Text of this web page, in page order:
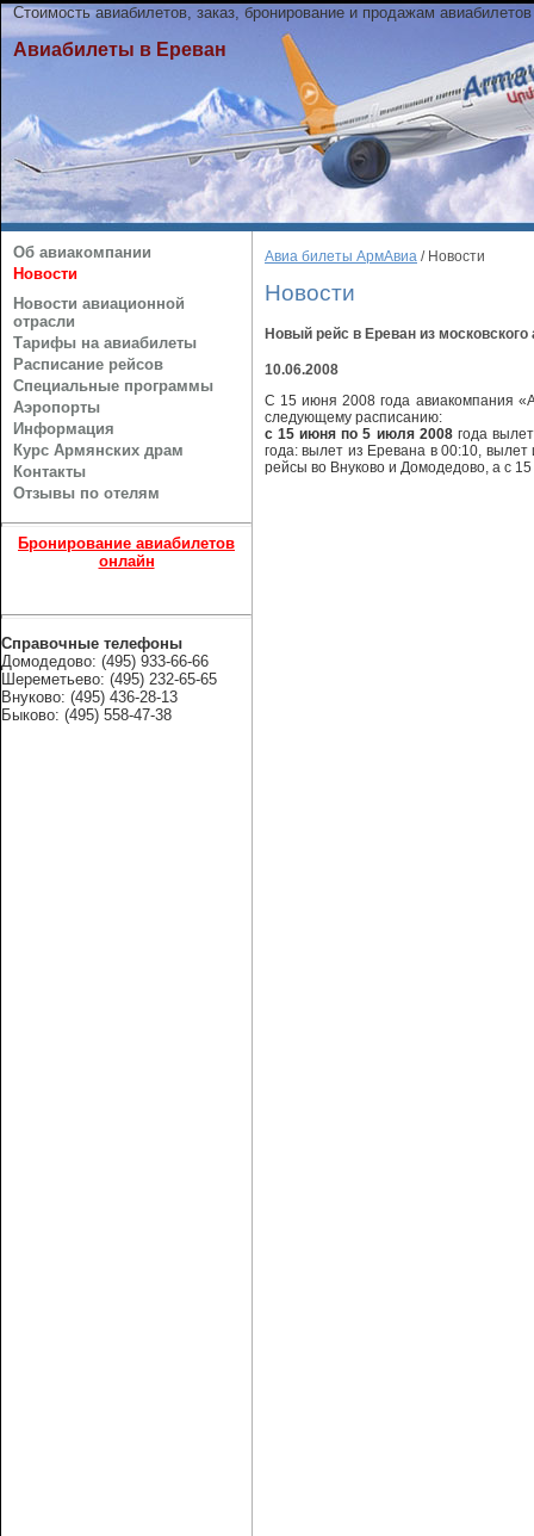
Стоимость авиабилетов, заказ, бронирование и продажам
Авиабилеты в Ереван
Об авиакомпании
Новости
Новости авиационной
отрасли
Тарифы на авиабилеты
Расписание рейсов
Специальные программы
Аэропорты
Информация
Курс Армянских драм
Контакты
Отзывы по отелям
Бронирование авиабилетов
онлайн
Справочные телефоны
Домодедово: (495) 933-66-66
Шереметьево: (495) 232-65-65
Внуково: (495) 436-28-13
Быково: (495) 558-47-38
Авиа билеты АрмАвиа / Новости
Новости
Новый рейс в Ереван из
10.06.2008
C 15 июня 2008 года авиакомпания
следующему расписанию:
с 15 июня по 5 июля 2008года
года: вылет из Еревана в 00:10,
рейсы во Внуково и Домодедово, а с